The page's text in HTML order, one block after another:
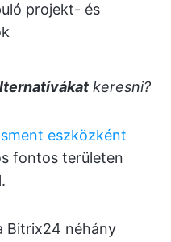
projekt- és
keresni?
eszközként
fontos területen
Bitrix24 néhány